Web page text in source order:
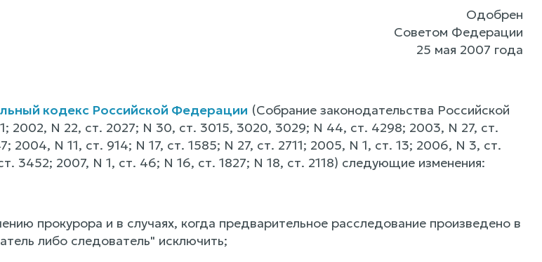
Одобрен
Советом Федерации
25 мая 2007 года
кодекс Российской Федерации (Собрание законодательства Российской
2002, N 22, ст. 2027; N 30, ст. 3015, 3020, 3029; N 44, ст. 4298; 2003, N 27, ст.
N 11, ст. 914; N 17, ст. 1585; N 27, ст. 2711; 2005, N 1, ст. 13; 2006, N 3, ст.
3452; 2007, N 1, ст. 46; N 16, ст. 1827; N 18, ст. 2118) следующие изменения:
прокурора и в случаях, когда предварительное расследование произведено в
либо следователь" исключить;